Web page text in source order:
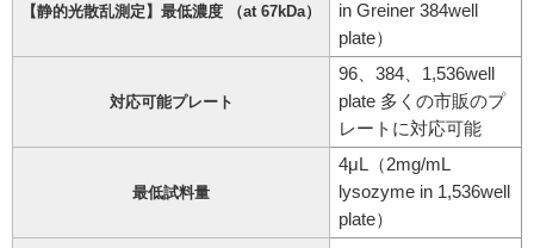
【静的光散乱測定】最低濃度 （at 67kDa）
in Greiner 384well
plate）
対応可能プレート
96、384、1,536well
plate 多くの市販のプ
レートに対応可能
最低試料量
4μL（2mg/mL
lysozyme in 1,536well
plate）